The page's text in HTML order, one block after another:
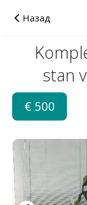
Назад
stan
€ 500